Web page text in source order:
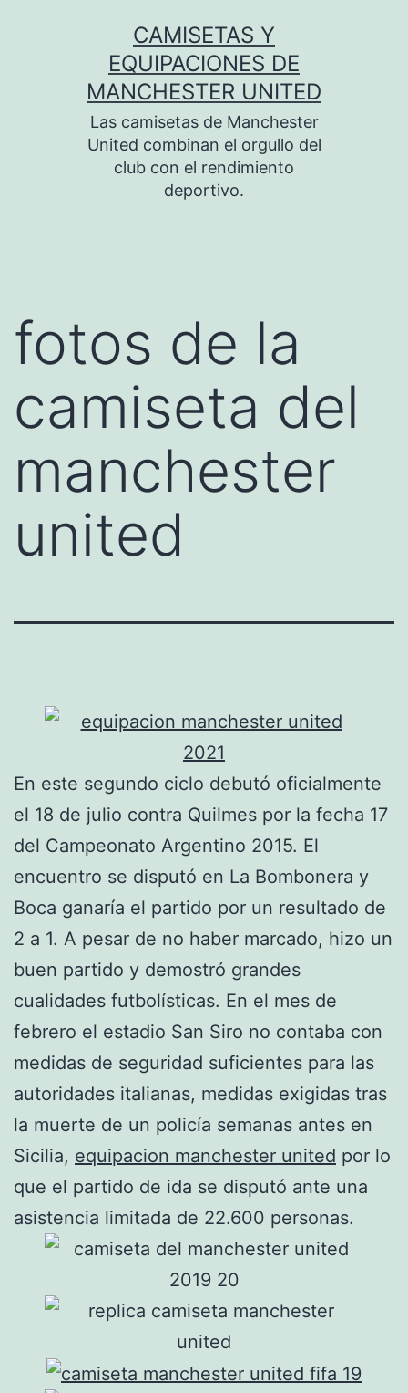
CAMISETAS Y
EQUIPACIONES DE
MANCHESTER UNITED
Las camisetas de Manchester
United combinan el orgullo del
club con el rendimiento
deportivo.
fotos de la
camiseta del
manchester
united
En este segundo ciclo debutó oficialmente
el 18 de julio contra Quilmes por la fecha 17
del Campeonato Argentino 2015. El
encuentro se disputó en La Bombonera y
Boca ganaría el partido por un resultado de
2 a 1. A pesar de no haber marcado, hizo un
buen partido y demostró grandes
cualidades futbolísticas. En el mes de
febrero el estadio San Siro no contaba con
medidas de seguridad suficientes para las
autoridades italianas, medidas exigidas tras
la muerte de un policía semanas antes en
Sicilia, equipacion manchester united por lo
que el partido de ida se disputó ante una
asistencia limitada de 22.600 personas.